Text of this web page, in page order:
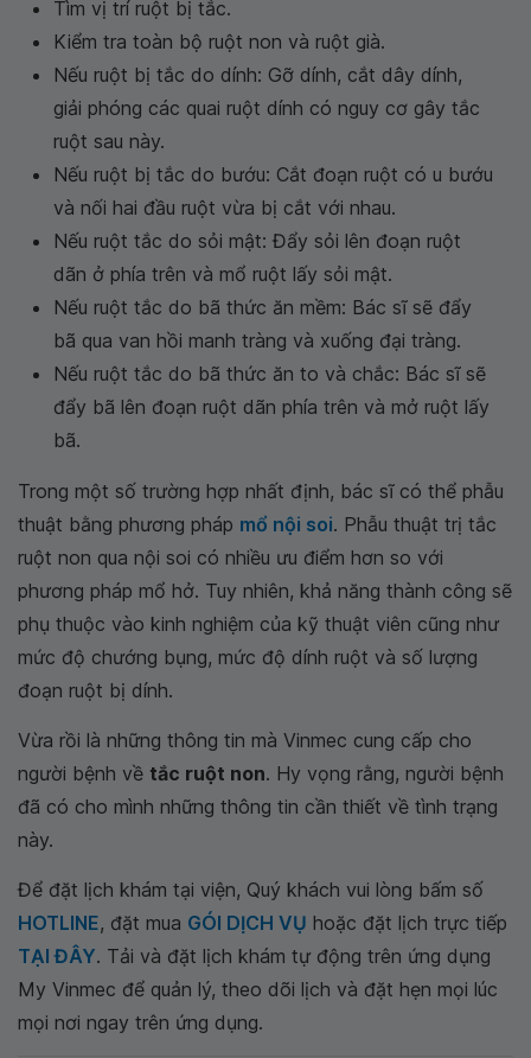
Tìm vị trí ruột bị tắc.
Kiểm tra toàn bộ ruột non và ruột già.
Nếu ruột bị tắc do dính: Gỡ dính, cắt dây dính,
giải phóng các quai ruột dính có nguy cơ gây tắc
ruột sau này.
Nếu ruột bị tắc do bướu: Cắt đoạn ruột có u bướu
và nối hai đầu ruột vừa bị cắt với nhau.
Nếu ruột tắc do sỏi mật: Đẩy sỏi lên đoạn ruột
dãn ở phía trên và mổ ruột lấy sỏi mật.
Nếu ruột tắc do bã thức ăn mềm: Bác sĩ sẽ đẩy
bã qua van hồi manh tràng và xuống đại tràng.
Nếu ruột tắc do bã thức ăn to và chắc: Bác sĩ sẽ
đẩy bã lên đoạn ruột dãn phía trên và mở ruột lấy
bã.
Trong một số trường hợp nhất định, bác sĩ có thể phẫu
thuật bằng phương pháp mổ nội soi. Phẫu thuật trị tắc
ruột non qua nội soi có nhiều ưu điểm hơn so với
phương pháp mổ hở. Tuy nhiên, khả năng thành công sẽ
phụ thuộc vào kinh nghiệm của kỹ thuật viên cũng như
mức độ chướng bụng, mức độ dính ruột và số lượng
đoạn ruột bị dính.
Vừa rồi là những thông tin mà Vinmec cung cấp cho
người bệnh về tắc ruột non. Hy vọng rằng, người bệnh
đã có cho mình những thông tin cần thiết về tình trạng
này.
Để đặt lịch khám tại viện, Quý khách vui lòng bấm số
HOTLINE, đặt mua GÓI DỊCH VỤ hoặc đặt lịch trực tiếp
TẠI ĐÂY. Tải và đặt lịch khám tự động trên ứng dụng
My Vinmec để quản lý, theo dõi lịch và đặt hẹn mọi lúc
mọi nơi ngay trên ứng dụng.